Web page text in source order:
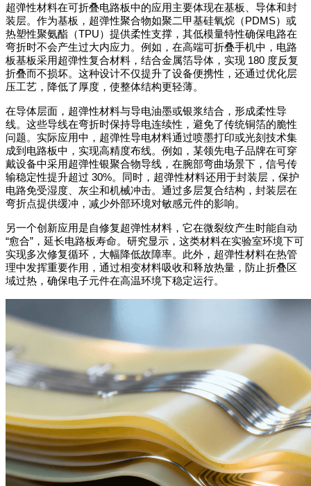
超弹性材料在可折叠电路板中的应用主要体现在基板、导体和封
装层。作为基板，超弹性聚合物如聚二甲基硅氧烷（PDMS）或
热塑性聚氨酯（TPU）提供柔性支撑，其低模量特性确保电路在
弯折时不会产生过大内应力。例如，在高端可折叠手机中，电路
板基板采用超弹性复合材料，结合金属箔导体，实现 180 度反复
折叠而不损坏。这种设计不仅提升了设备便携性，还通过优化层
压工艺，降低了厚度，使整体结构更轻薄。
在导体层面，超弹性材料与导电油墨或银浆结合，形成柔性导
线。这些导线在弯折时保持导电连续性，避免了传统铜箔的脆性
问题。实际应用中，超弹性导电材料通过喷墨打印或光刻技术集
成到电路板中，实现高精度布线。例如，某领先电子品牌在可穿
戴设备中采用超弹性银聚合物导线，在腕部弯曲场景下，信号传
输稳定性提升超过 30%。同时，超弹性材料还用于封装层，保护
电路免受湿度、灰尘和机械冲击。通过多层复合结构，封装层在
弯折点提供缓冲，减少外部环境对敏感元件的影响。
另一个创新应用是自修复超弹性材料，它在微裂纹产生时能自动
“愈合” ，延长电路板寿命。研究显示，这类材料在实验室环境下可
实现多次修复循环，大幅降低故障率。此外，超弹性材料在热管
理中发挥重要作用，通过相变材料吸收和释放热量，防止折叠区
域过热，确保电子元件在高温环境下稳定运行。